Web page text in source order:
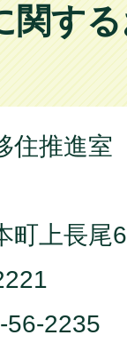
関す
住推進室
町上長尾
56-2235